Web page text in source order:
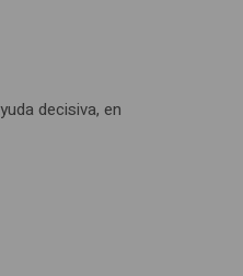
decisiva, en